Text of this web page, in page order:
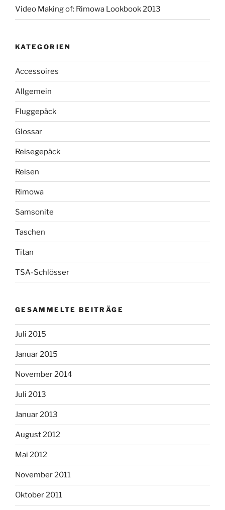
Video Making of: Rimowa Lookbook 2013
KATEGORIEN
Accessoires
Allgemein
Fluggepäck
Glossar
Reisegepäck
Reisen
Rimowa
Samsonite
Taschen
Titan
TSA-Schlösser
GESAMMELTE BEITRÄGE
Juli 2015
Januar 2015
November 2014
Juli 2013
Januar 2013
August 2012
Mai 2012
November 2011
Oktober 2011